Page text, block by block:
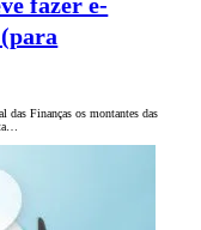
Finanças os montantes das